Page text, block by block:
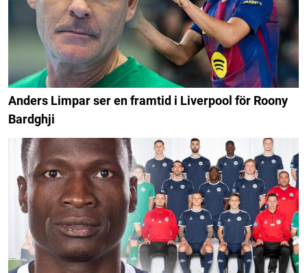
Anders Limpar ser en framtid i Liverpool för Roony
Bardghji